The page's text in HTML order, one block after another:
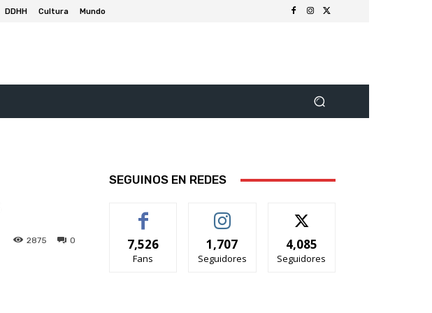
DDHH Cultura Mundo
0
2875
SEGUINOS EN REDES
7,526
Fans
1,707
Seguidores
4,085
Seguidores